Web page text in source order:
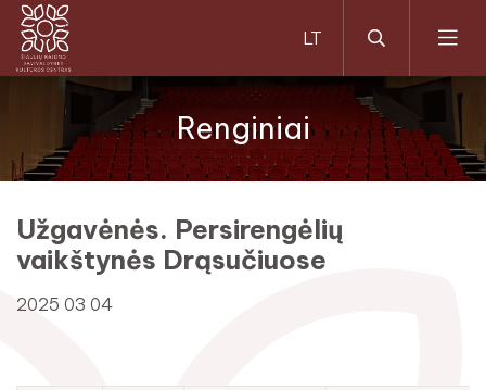
Renginiai
Užgavėnės. Persirengėlių
vaikštynės Drąsučiuose
2025 03 04